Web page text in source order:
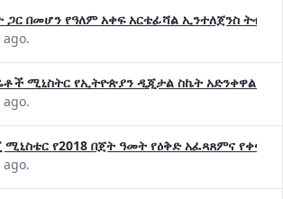
ጋር በመሆን የዓለም አቀፍ አርቴፊሻል ኢንተለጀንስ
ሚኒስትር የኢትዮጵያን ዲጂታል ስኬት አድንቀዋል
የ2018 በጀት ዓመት የዕቅድ አፈጻጸምና